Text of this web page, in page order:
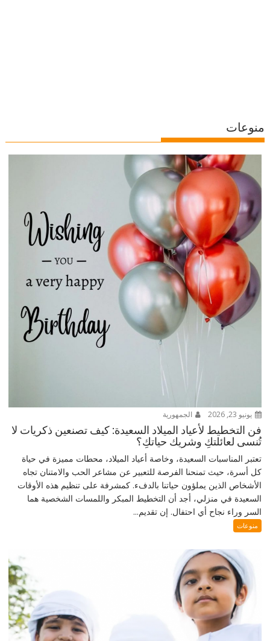
منوعات
يونيو 23, 2026 الجمهورية
فن التخطيط لأعياد الميلاد السعيدة: كيف تصنعين ذكريات لا
تُنسى لعائلتكِ وشريك حياتكِ؟
تعتبر المناسبات السعيدة، وخاصة أعياد الميلاد، محطات مميزة في حياة
كل أسرة، حيث تمنحنا الفرصة للتعبير عن مشاعر الحب والامتنان تجاه
الأشخاص الذين يملؤون حياتنا بالدفء. كمشرفة على تنظيم هذه الأوقات
السعيدة في منزلي، أجد أن التخطيط المبكر واللمسات الشخصية هما
السر وراء نجاح أي احتفال. إن تقديم...
منوعات